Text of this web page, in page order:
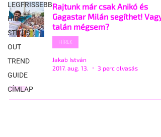
LEGFRISSEBB
HÍREK
STÍLUS
OUT
TREND
GUIDE
CÍMLAP
Rajtunk már csak Anikó és
Gagastar Milán segíthet! Vagy
talán mégsem?
HÍREK
Jakab István
2017. aug. 13.
3 perc olvasás